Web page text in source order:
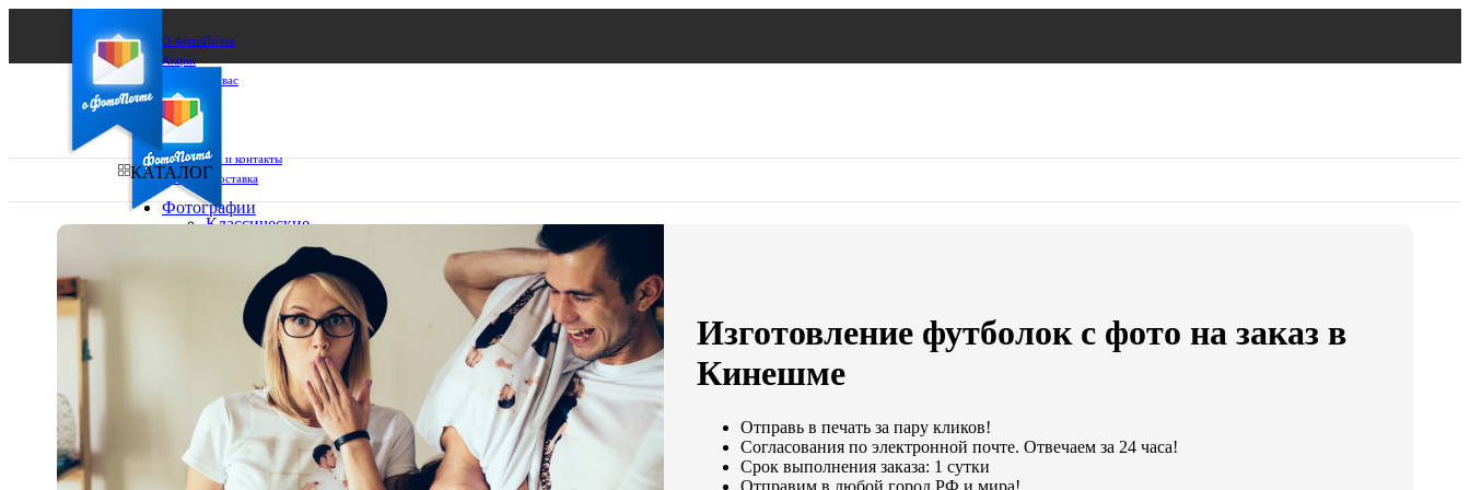
О ФотоПочте
Акции
Сделаем за вас
Бизнесу
FAQ
Франшиза
Поддержка и контакты
Оплата и доставка
Ваш регион доставки
Выберите из списка:
КАТАЛОГ
Фотографии
Классические
10х10
10х15
13х18
15х15
15х20
20х20
20х30
30х30
30х40
А4
Фото
в
Изготовление футболок с фото на заказ в
Кинешме
Отправь в печать за пару кликов!
Согласования по электронной почте. Отвечаем за 24 часа!
Срок выполнения заказа: 1 сутки
Отправим в любой город РФ и мира!